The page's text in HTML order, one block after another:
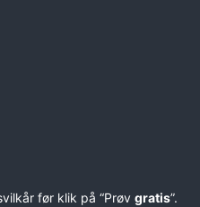
før klik på “Prøv gratis”.